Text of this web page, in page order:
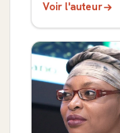
Voir l'auteur